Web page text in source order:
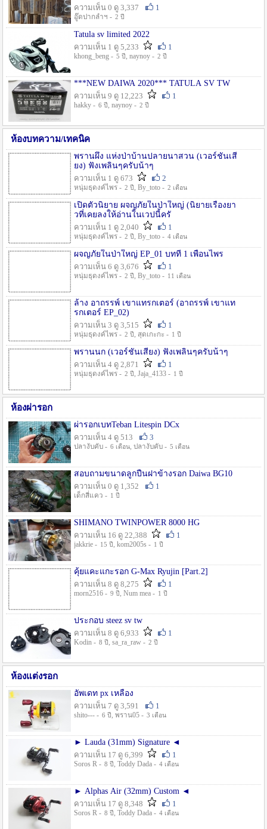
ความเห็น 0 ดู 3,337
1
อู๊ดปากลำฯ - 2 ปี
Tatula sv limited 2022
ความเห็น 1 ดู 5,233
1
khong_beng - 5 ปี , naynoy - 2 ปี
***NEW DAIWA 2020*** TATULA SV TW
ความเห็น 9 ดู 12,223
1
hakky - 6 ปี , naynoy - 2 ปี
ห้องบทความ/เทคนิค
พรานผึ้ง แห่งป่าบ้านปลายนาสวน (เวอร์ชั่นเสี
ยง) ฟังเพลินๆครับน้าๆ
ความเห็น 1 ดู 673
2
หนุ่มธุดงค์ไพร - 2 ปี , By_toto - 2 เดือน
เปิดตัวนิยาย ผจญภัยในป่าใหญ่ (นิยายเรื่องยา
วที่เคยลงให้อ่านในเวปนี้ครั
ความเห็น 1 ดู 2,040
1
หนุ่มธุดงค์ไพร - 2 ปี , By_toto - 4 เดือน
ผจญภัยในป่าใหญ่ EP_01 บทที่ 1 เพื่อนไพร
ความเห็น 6 ดู 3,676
1
หนุ่มธุดงค์ไพร - 2 ปี , By_toto - 11 เดือน
ล้าง อาถรรพ์ เขาแทรกเตอร์ (อาถรรพ์ เขาแท
รกเตอร์ EP_02)
ความเห็น 3 ดู 3,515
1
หนุ่มธุดงค์ไพร - 2 ปี , สุดเกะกะ - 1 ปี
พรานนก (เวอร์ชั่นเสียง) ฟังเพลินๆครับน้าๆ
ความเห็น 4 ดู 2,871
1
หนุ่มธุดงค์ไพร - 2 ปี , Jaja_4133 - 1 ปี
ห้องผ่ารอก
ผ่ารอกเบทTeban Litespin DCx
ความเห็น 4 ดู 513
3
ปลางับคับ - 6 เดือน, ปลางับคับ - 5 เดือน
สอบถามขนาดลูกปืนฝาข้างรอก Daiwa BG10
ความเห็น 0 ดู 1,352
1
เด็กสี่แคว - 1 ปี
SHIMANO TWINPOWER 8000 HG
ความเห็น 16 ดู 22,388
1
jakkrie - 15 ปี , kom2005s - 1 ปี
คุ้ยแคะแกะรอก G-Max Ryujin [Part.2]
ความเห็น 8 ดู 8,275
1
morn2516 - 9 ปี , Num mea - 1 ปี
ประกอบ steez sv tw
ความเห็น 8 ดู 6,933
1
Kodin - 8 ปี , sa_ra_raw - 2 ปี
ห้องแต่งรอก
อัพเดท px เหลือง
ความเห็น 7 ดู 3,591
1
shito--- - 6 ปี , พราน05 - 3 เดือน
► Lauda (31mm) Signature ◄
ความเห็น 17 ดู 6,399
1
Soros R - 8 ปี , Toddy Dada - 4 เดือน
► Alphas Air (32mm) Custom ◄
ความเห็น 17 ดู 8,348
1
Soros R - 8 ปี , Toddy Dada - 4 เดือน